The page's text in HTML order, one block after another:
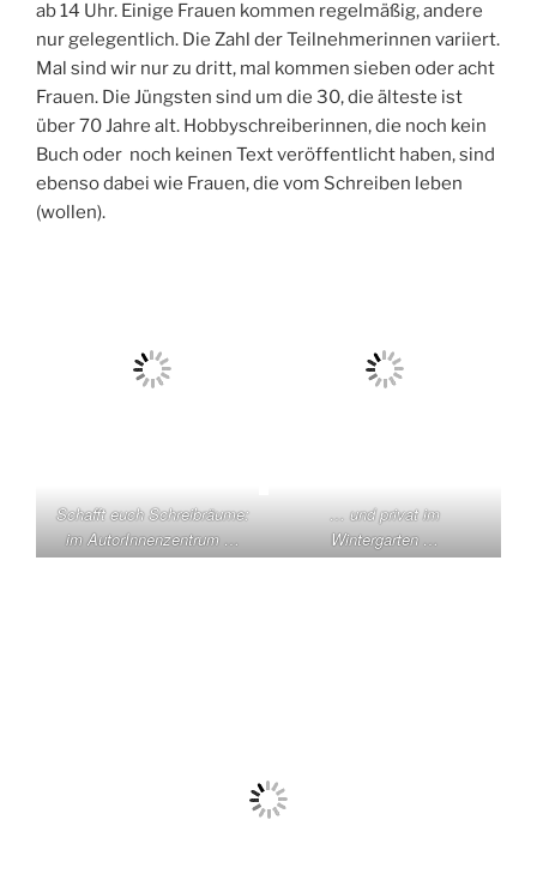
ab 14 Uhr. Einige Frauen kommen regelmäßig, andere
nur gelegentlich. Die Zahl der Teilnehmerinnen variiert.
Mal sind wir nur zu dritt, mal kommen sieben oder acht
Frauen. Die Jüngsten sind um die 30, die älteste ist
über 70 Jahre alt. Hobbyschreiberinnen, die noch kein
Buch oder noch keinen Text veröffentlicht haben, sind
ebenso dabei wie Frauen, die vom Schreiben leben
(wollen).
Schafft euch Schreibräume:
im AutorInnenzentrum …
… und privat im
Wintergarten …